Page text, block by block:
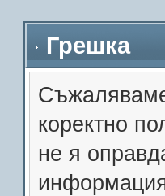
Грешка
коректно
не я